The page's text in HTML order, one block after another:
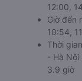
12:00,
Giờ đến
10:54,
Thời
- Hà Nội
3.9 giờ